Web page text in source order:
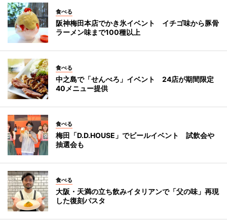
食べる
阪神梅田本店でかき氷イベント イチゴ味から豚骨
ラーメン味まで100種以上
食べる
中之島で「せんべろ」イベント 24店が期間限定
40メニュー提供
食べる
梅田「D.D.HOUSE」でビールイベント 試飲会や
抽選会も
食べる
大阪・天満の立ち飲みイタリアンで「父の味」再現
した復刻パスタ